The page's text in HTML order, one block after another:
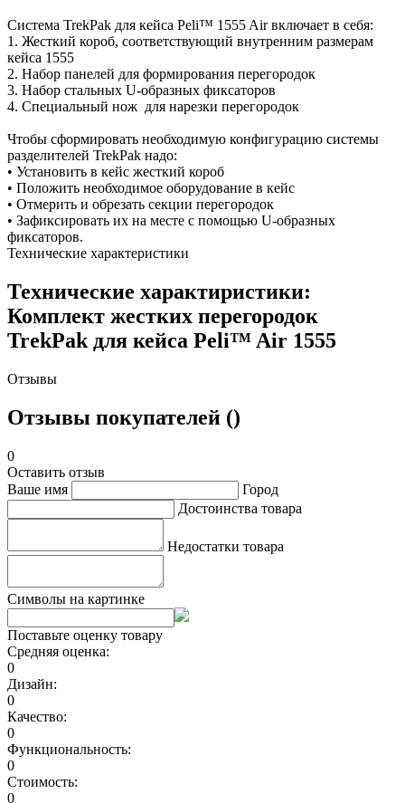
Система TrekPak для кейса Peli™ 1555 Air включает в себя:
1. Жесткий короб, соответствующий внутренним размерам
кейса 1555
2. Набор панелей для формирования перегородок
3. Набор стальных U-образных фиксаторов
4. Специальный нож для нарезки перегородок
Чтобы сформировать необходимую конфигурацию системы
разделителей TrekPak надо:
• Установить в кейс жесткий короб
• Положить необходимое оборудование в кейс
• Отмерить и обрезать секции перегородок
• Зафиксировать их на месте с помощью U-образных
фиксаторов.
Технические характеристики
Технические характиристики:
Комплект жестких перегородок
TrekPak для кейса Peli™ Air 1555
Отзывы
Отзывы покупателей ()
0
Оставить отзыв
Ваше имя
Город
Достоинства товара
Недостатки товара
Символы на картинке
Поставьте оценку товару
Средняя оценка:
0
Дизайн:
0
Качество:
0
Функциональность:
0
Стоимость:
0